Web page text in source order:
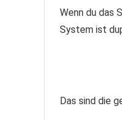
Wenn du das
System ist
Das sind die